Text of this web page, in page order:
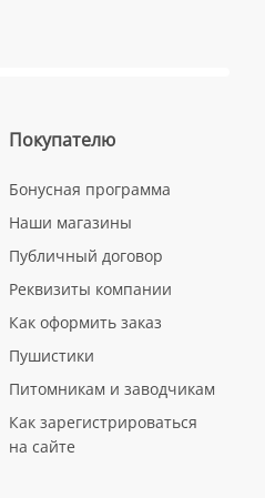
Покупателю
Бонусная программа
Наши магазины
Публичный договор
Реквизиты компании
Как оформить заказ
Пушистики
Питомникам и заводчикам
Как зарегистрироваться
на сайте